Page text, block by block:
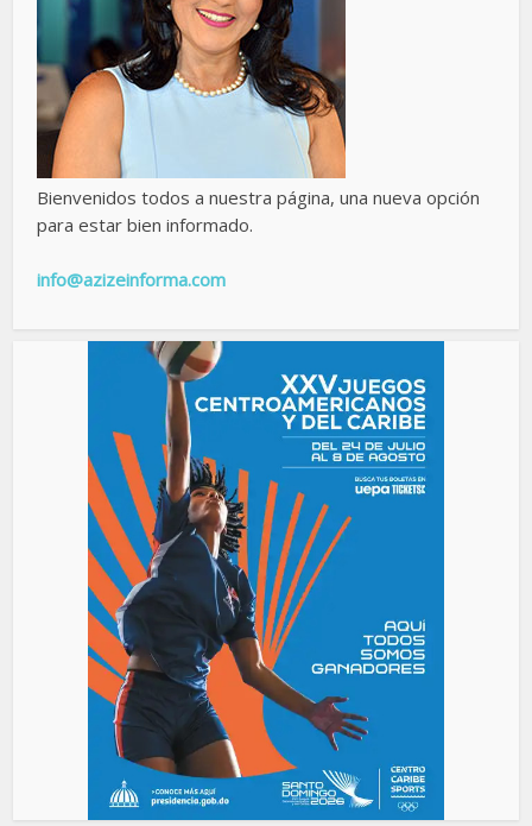
Bienvenidos todos a nuestra página, una nueva opción
para estar bien informado.
info@azizeinforma.com